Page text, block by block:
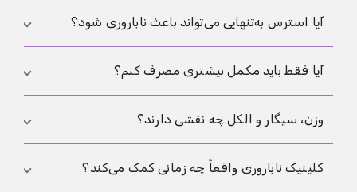
نمی‌دهد، بلکه این هم هست که چرا بارداری به‌طور پایدار
ادامه پیدا نمی‌کند. برای ورود به این موضوع،
سقط
اثر آن زیاد است، اما نه مثل کلیدی که در یک تولد خاص
کیفیت تخمک به‌طور متوسط کاهش می‌یابد و خطر سقط
بالا می‌رود. برای درک زمینه،
باروری پس از 35 سالگی
آیا استرس به‌تنهایی می‌تواند باعث ناباروری شود؟
موضوع به این سادگی نیست. استرس می‌تواند خواب،
به‌ندرت به‌تنهایی توضیح می‌دهد که چرا ماه‌ها بارداری رخ
نداده است. اگر همه‌چیز فقط به استرس نسبت داده
آیا فقط باید مکمل بیشتری مصرف کنم؟
معمولاً نه، اگر این کار بدون هدف روشن انجام شود. اسید
اما فراتر از آن ابتدا باید مشخص باشد دقیقاً چه مسئله یا
هدفی وجود دارد. زمان‌بندی خوب یا تشخیص منظم اغلب
وزن، سیگار و الکل چه نقشی دارند؟
این عوامل می‌توانند بر باروری اثر بگذارند، اما به‌ندرت تمام
کلینیک ناباروری واقعاً چه زمانی کمک می‌کند؟